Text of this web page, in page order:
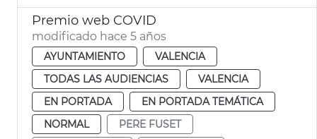
Premio web COVID
modificado hace 5 años
AYUNTAMIENTO
VALENCIA
TODAS LAS AUDIENCIAS
VALENCIA
EN PORTADA
EN PORTADA TEMÁTICA
NORMAL
PERE FUSET